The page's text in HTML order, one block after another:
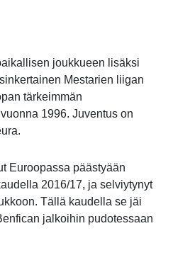
joukkueen lisäksi
Mestarien liigan
tärkeimmän
1996. Juventus on
Euroopassa päästyään
2016/17, ja selviytynyt
Tällä kaudella se jäi
jalkoihin pudotessaan